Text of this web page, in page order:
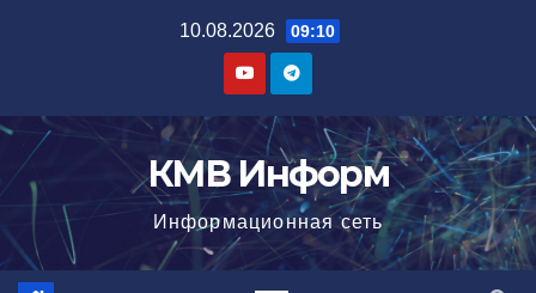
10.08.2026 09:10
КМВ Информ
Информационная сеть